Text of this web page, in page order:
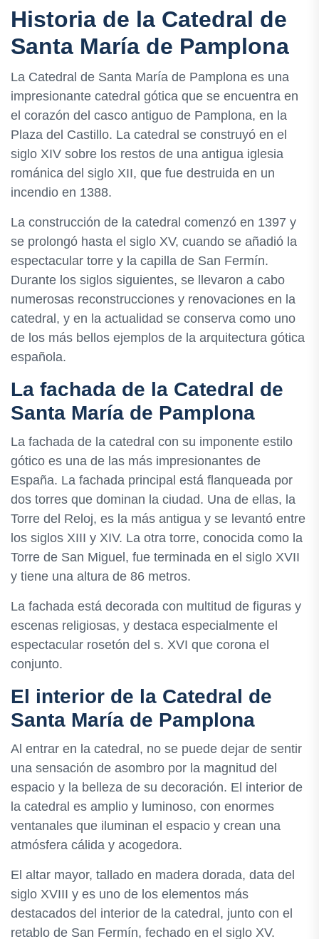
Historia de la Catedral de
Santa María de Pamplona
La Catedral de Santa María de Pamplona es una
impresionante catedral gótica que se encuentra en
el corazón del casco antiguo de Pamplona, en la
Plaza del Castillo. La catedral se construyó en el
siglo XIV sobre los restos de una antigua iglesia
románica del siglo XII, que fue destruida en un
incendio en 1388.
La construcción de la catedral comenzó en 1397 y
se prolongó hasta el siglo XV, cuando se añadió la
espectacular torre y la capilla de San Fermín.
Durante los siglos siguientes, se llevaron a cabo
numerosas reconstrucciones y renovaciones en la
catedral, y en la actualidad se conserva como uno
de los más bellos ejemplos de la arquitectura gótica
española.
La fachada de la Catedral de
Santa María de Pamplona
La fachada de la catedral con su imponente estilo
gótico es una de las más impresionantes de
España. La fachada principal está flanqueada por
dos torres que dominan la ciudad. Una de ellas, la
Torre del Reloj, es la más antigua y se levantó entre
los siglos XIII y XIV. La otra torre, conocida como la
Torre de San Miguel, fue terminada en el siglo XVII
y tiene una altura de 86 metros.
La fachada está decorada con multitud de figuras y
escenas religiosas, y destaca especialmente el
espectacular rosetón del s. XVI que corona el
conjunto.
El interior de la Catedral de
Santa María de Pamplona
Al entrar en la catedral, no se puede dejar de sentir
una sensación de asombro por la magnitud del
espacio y la belleza de su decoración. El interior de
la catedral es amplio y luminoso, con enormes
ventanales que iluminan el espacio y crean una
atmósfera cálida y acogedora.
El altar mayor, tallado en madera dorada, data del
siglo XVIII y es uno de los elementos más
destacados del interior de la catedral, junto con el
retablo de San Fermín, fechado en el siglo XV.